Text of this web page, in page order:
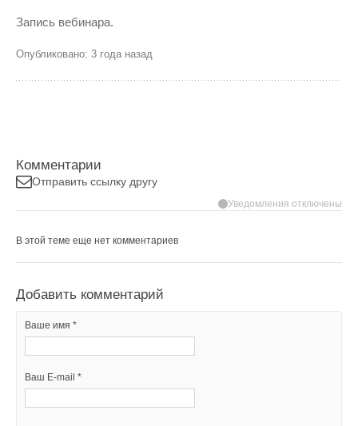
Запись вебинара.
Опубликовано: 3 года назад
Комментарии
Отправить ссылку другу
Уведомления отключены
В этой теме еще нет комментариев
Добавить комментарий
Ваше имя *
Ваш E-mail *